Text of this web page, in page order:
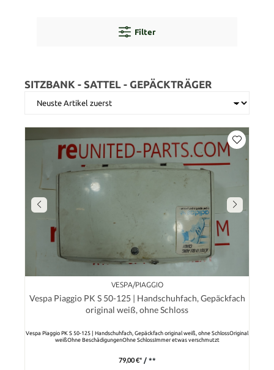
Filter
SITZBANK - SATTEL - GEPÄCKTRÄGER
VESPA/PIAGGIO
Vespa Piaggio PK S 50-125 | Handschuhfach, Gepäckfach
original weiß, ohne Schloss
Vespa Piaggio PK S 50-125 | Handschuhfach, Gepäckfach original weiß, ohne SchlossOriginal
weißOhne BeschädigungenOhne SchlossImmer etwas verschmutzt
79,00 €* / **